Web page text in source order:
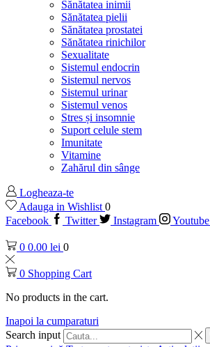
Sănătatea inimii
Sănătatea pielii
Sănătatea prostatei
Sănătatea rinichilor
Sexualitate
Sistemul endocrin
Sistemul nervos
Sistemul urinar
Sistemul venos
Stres și insomnie
Suport celule stem
Imunitate
Vitamine
Zahărul din sânge
Logheaza-te
Adauga in Wishlist 0
Facebook
Twitter Instagram Youtube
0 0.00 lei 0
0 Shopping Cart
No products in the cart.
Inapoi la cumparaturi
Search input